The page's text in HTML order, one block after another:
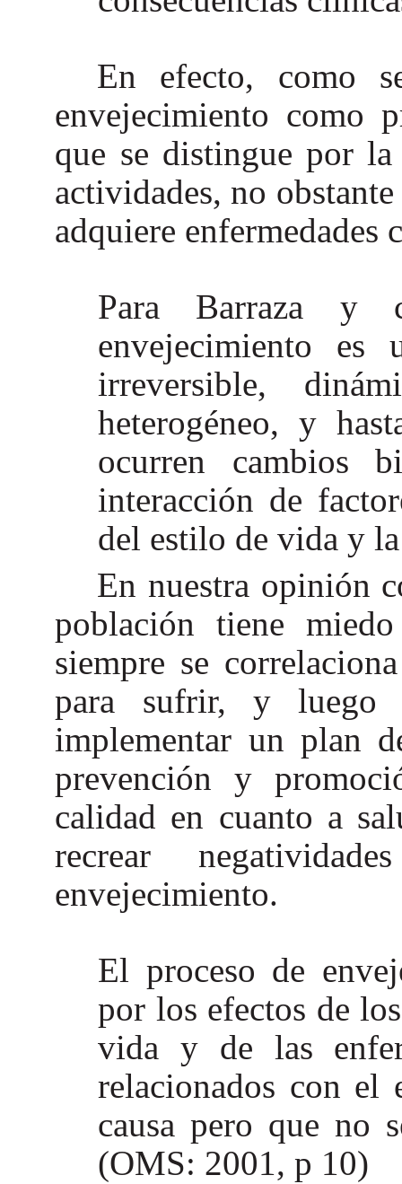
En efecto, como
envejecimiento como
que se distingue por
actividades, no
adquiere enfermedades
Para Barraza y
envejecimiento es
irreversible,
heterogéneo, y
ocurren cambios
interacción de
del estilo de vida y
En nuestra opinión
población tiene
siempre se
para sufrir, y
implementar un plan
prevención y
calidad en cuanto a
recrear
envejecimiento.
El proceso de
por los efectos de
vida y de las
relacionados con el
causa pero que no
(OMS: 2001, p 10)